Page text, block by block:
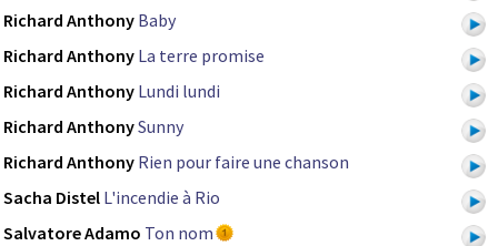
Richard Anthony Baby
Richard Anthony La terre promise
Richard Anthony Lundi lundi
Richard AnthonySunny
Richard Anthony Rien pour faire une chanson
Sacha Distel L'incendie à Rio
Salvatore Adamo Ton nom